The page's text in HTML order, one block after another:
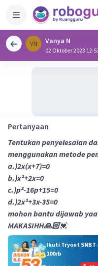
VN Vanya N
02 Oktober 2023
Pertanyaan
Tentukan penyelesaian
menggunakan metode
a.)2x(x+7)=0
b.)x²+2x=0
c.)p²-16p+15=0
d.)2x²+3x-35=0
mohon bantu dijawab yaa
MAKASIHH🙏🏻💓
Ikuti Tryout SNBT
100rb